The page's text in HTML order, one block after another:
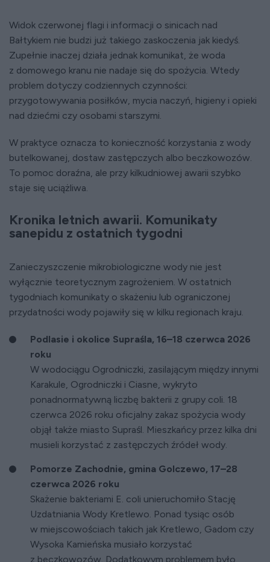
Widok czerwonej flagi i informacji o sinicach nad
Bałtykiem nie budzi już takiego zaskoczenia jak kiedyś.
Zupełnie inaczej działa jednak komunikat, że woda
z domowego kranu nie nadaje się do spożycia. Wtedy
problem dotyczy codziennych czynności:
przygotowywania posiłków, mycia naczyń, higieny i opieki
nad dziećmi czy osobami starszymi.
W praktyce oznacza to konieczność korzystania z wody
butelkowanej, dostaw zastępczych albo beczkowozów.
To pomoc doraźna, ale przy kilkudniowej awarii szybko
staje się uciążliwa.
Kronika letnich awarii. Komunikaty
sanepidu z ostatnich tygodni
Zanieczyszczenie mikrobiologiczne wody nie jest
wyłącznie teoretycznym zagrożeniem. W ostatnich
tygodniach komunikaty o skażeniu lub ograniczonej
przydatności wody pojawiły się w kilku regionach kraju.
Podlasie i okolice Supraśla, 16–18 czerwca 2026
roku
W wodociągu Ogrodniczki, zasilającym między innymi
Karakule, Ogrodniczki i Ciasne, wykryto
ponadnormatywną liczbę bakterii z grupy coli. 18
czerwca 2026 roku oficjalny zakaz spożycia wody
objął także miasto Supraśl. Mieszkańcy przez kilka dni
musieli korzystać z zastępczych źródeł wody.
Pomorze Zachodnie, gmina Golczewo, 17–28
czerwca 2026 roku
Skażenie bakteriami E. coli unieruchomiło Stację
Uzdatniania Wody Kretlewo. Ponad tysiąc osób
w miejscowościach takich jak Kretlewo, Gadom czy
Wysoka Kamieńska musiało korzystać
z beczkowozów. Dodatkowym problemem było